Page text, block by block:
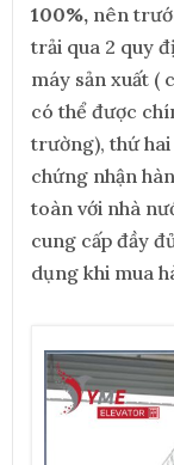
100%, nên
trải qua 2 quy
máy sản xuất (
có thể được
trường), thứ hai
chứng nhận
toàn với nhà
cung cấp đầy
dụng khi mua